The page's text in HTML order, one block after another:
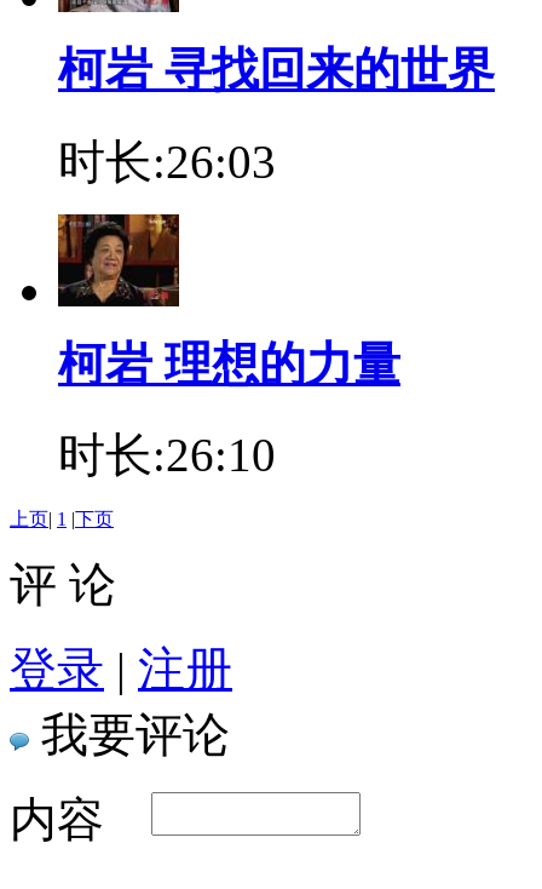
柯岩 寻找回来的世界
时长:26:03
柯岩 理想的力量
时长:26:10
上页| 1 |下页
评 论
登录 | 注册
我要评论
内容